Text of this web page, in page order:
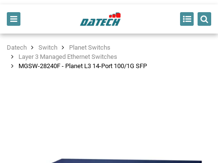
Datech Switch
Planet Switchs
Layer 3 Managed Ethernet Switches
MGSW-28240F - Planet L3 14-Port 100/1G SFP